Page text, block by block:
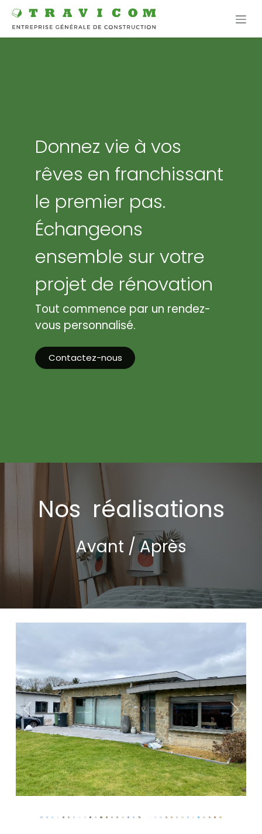
Se rendre au contenu
Donnez vie à vos
rêves en franchissant
le premier pas.
Échangeons
ensemble sur votre
projet de rénovation
Tout commence par un rendez-
vous personnalisé.
Contactez-nous
Nos réalisations
Avant / Après
Précédent